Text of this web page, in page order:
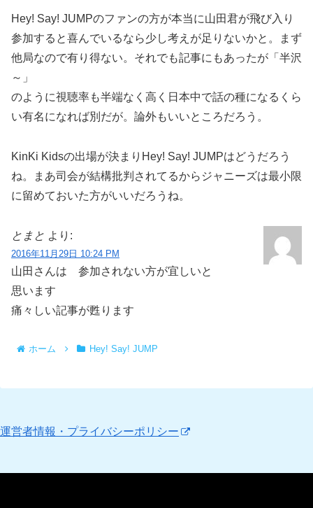
Hey! Say! JUMPのファンの方が本当に山田君が飛び入り
参加すると喜んでいるなら少し考えが足りないかと。まず
他局なので有り得ない。それでも記事にもあったが「半沢
～」
のように視聴率も半端なく高く日本中で話の種になるくら
い有名になれば別だが。論外もいいところだろう。
KinKi Kidsの出場が決まりHey! Say! JUMPはどうだろう
ね。まあ司会が結構批判されてるからジャニーズは最小限
に留めておいた方がいいだろうね。
とまと より:
2016年11月29日 10:24 PM
山田さんは 参加されない方が宜しいと
思います
痛々しい記事が甦ります
ホーム Hey! Say! JUMP
運営者情報・プライバシーポリシー